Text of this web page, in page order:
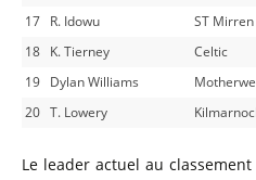
17 R. Idowu ST Mirren
18 K. Tierney Celtic
19 Dylan Williams
20 T. Lowery
Le leader actuel au